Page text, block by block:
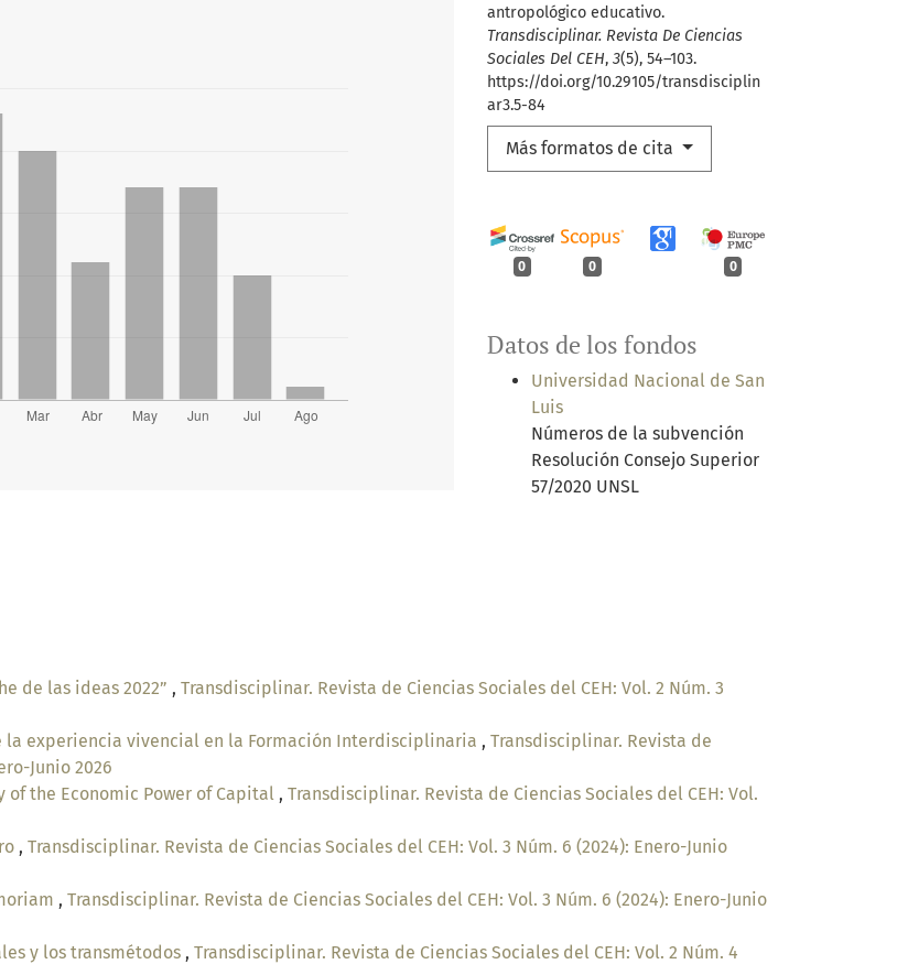
antropológico educativo.
Transdisciplinar. Revista De Ciencias
Sociales Del CEH, 3(5), 54–103.
https://doi.org/10.29105/transdisciplin
ar3.5-84
Más formatos de cita
0 0 0
Datos de los fondos
Universidad Nacional de San
Luis
Números de la subvención
Resolución Consejo Superior
57/2020 UNSL
de las ideas 2022” , Transdisciplinar. Revista de Ciencias Sociales del CEH: Vol. 2 Núm. 3
la experiencia vivencial en la Formación Interdisciplinaria , Transdisciplinar. Revista de
Junio 2026
of the Economic Power of Capital , Transdisciplinar. Revista de Ciencias Sociales del CEH: Vol.
, Transdisciplinar. Revista de Ciencias Sociales del CEH: Vol. 3 Núm. 6 (2024): Enero-Junio
, Transdisciplinar. Revista de Ciencias Sociales del CEH: Vol. 3 Núm. 6 (2024): Enero-Junio
y los transmétodos , Transdisciplinar. Revista de Ciencias Sociales del CEH: Vol. 2 Núm. 4